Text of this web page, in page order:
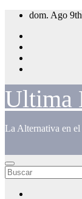
Saltar
contenido
dom. Ago
Ultima
La Alternativa en